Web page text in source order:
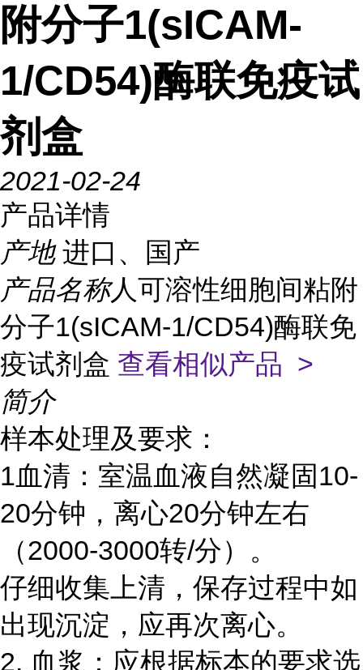
附分子1(sICAM-
1/CD54)酶联免疫试
剂盒
2021-02-24
产品详情
产地 进口、国产
产品名称人可溶性细胞间粘附
分子1(sICAM-1/CD54)酶联免
疫试剂盒 查看相似产品 >
简介
样本处理及要求：
1血清：室温血液自然凝固10-
20分钟，离心20分钟左右
（2000-3000转/分）。
仔细收集上清，保存过程中如
出现沉淀，应再次离心。
2. 血浆：应根据标本的要求选